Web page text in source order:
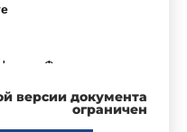
продукции
версии документа
ограничен